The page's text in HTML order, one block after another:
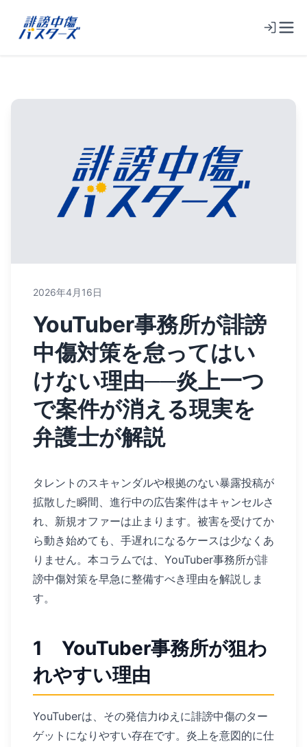
2026年4月16日
YouTuber事務所が誹謗
中傷対策を怠ってはい
けない理由──炎上一つ
で案件が消える現実を
弁護士が解説
タレントのスキャンダルや根拠のない暴露投稿が
拡散した瞬間、進行中の広告案件はキャンセルさ
れ、新規オファーは止まります。被害を受けてか
ら動き始めても、手遅れになるケースは少なくあ
りません。本コラムでは、YouTuber事務所が誹
謗中傷対策を早急に整備すべき理由を解説しま
す。
1 YouTuber事務所が狙わ
れやすい理由
YouTuberは、その発信力ゆえに誹謗中傷のター
ゲットになりやすい存在です。炎上を意図的に仕